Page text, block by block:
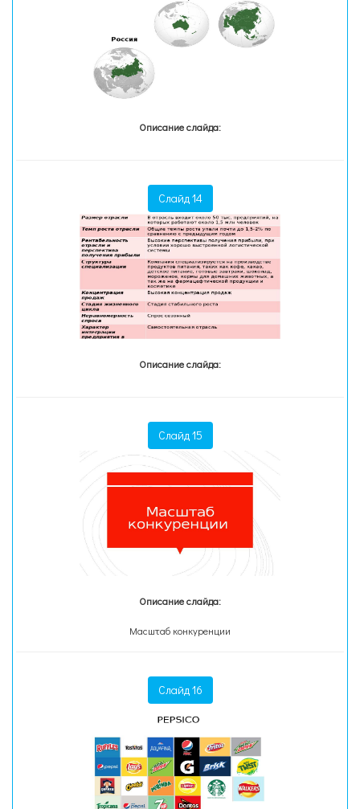
Описание слайда:
Слайд 14
Описание слайда:
Слайд 15
Описание слайда:
Масштаб конкуренции
Слайд 16